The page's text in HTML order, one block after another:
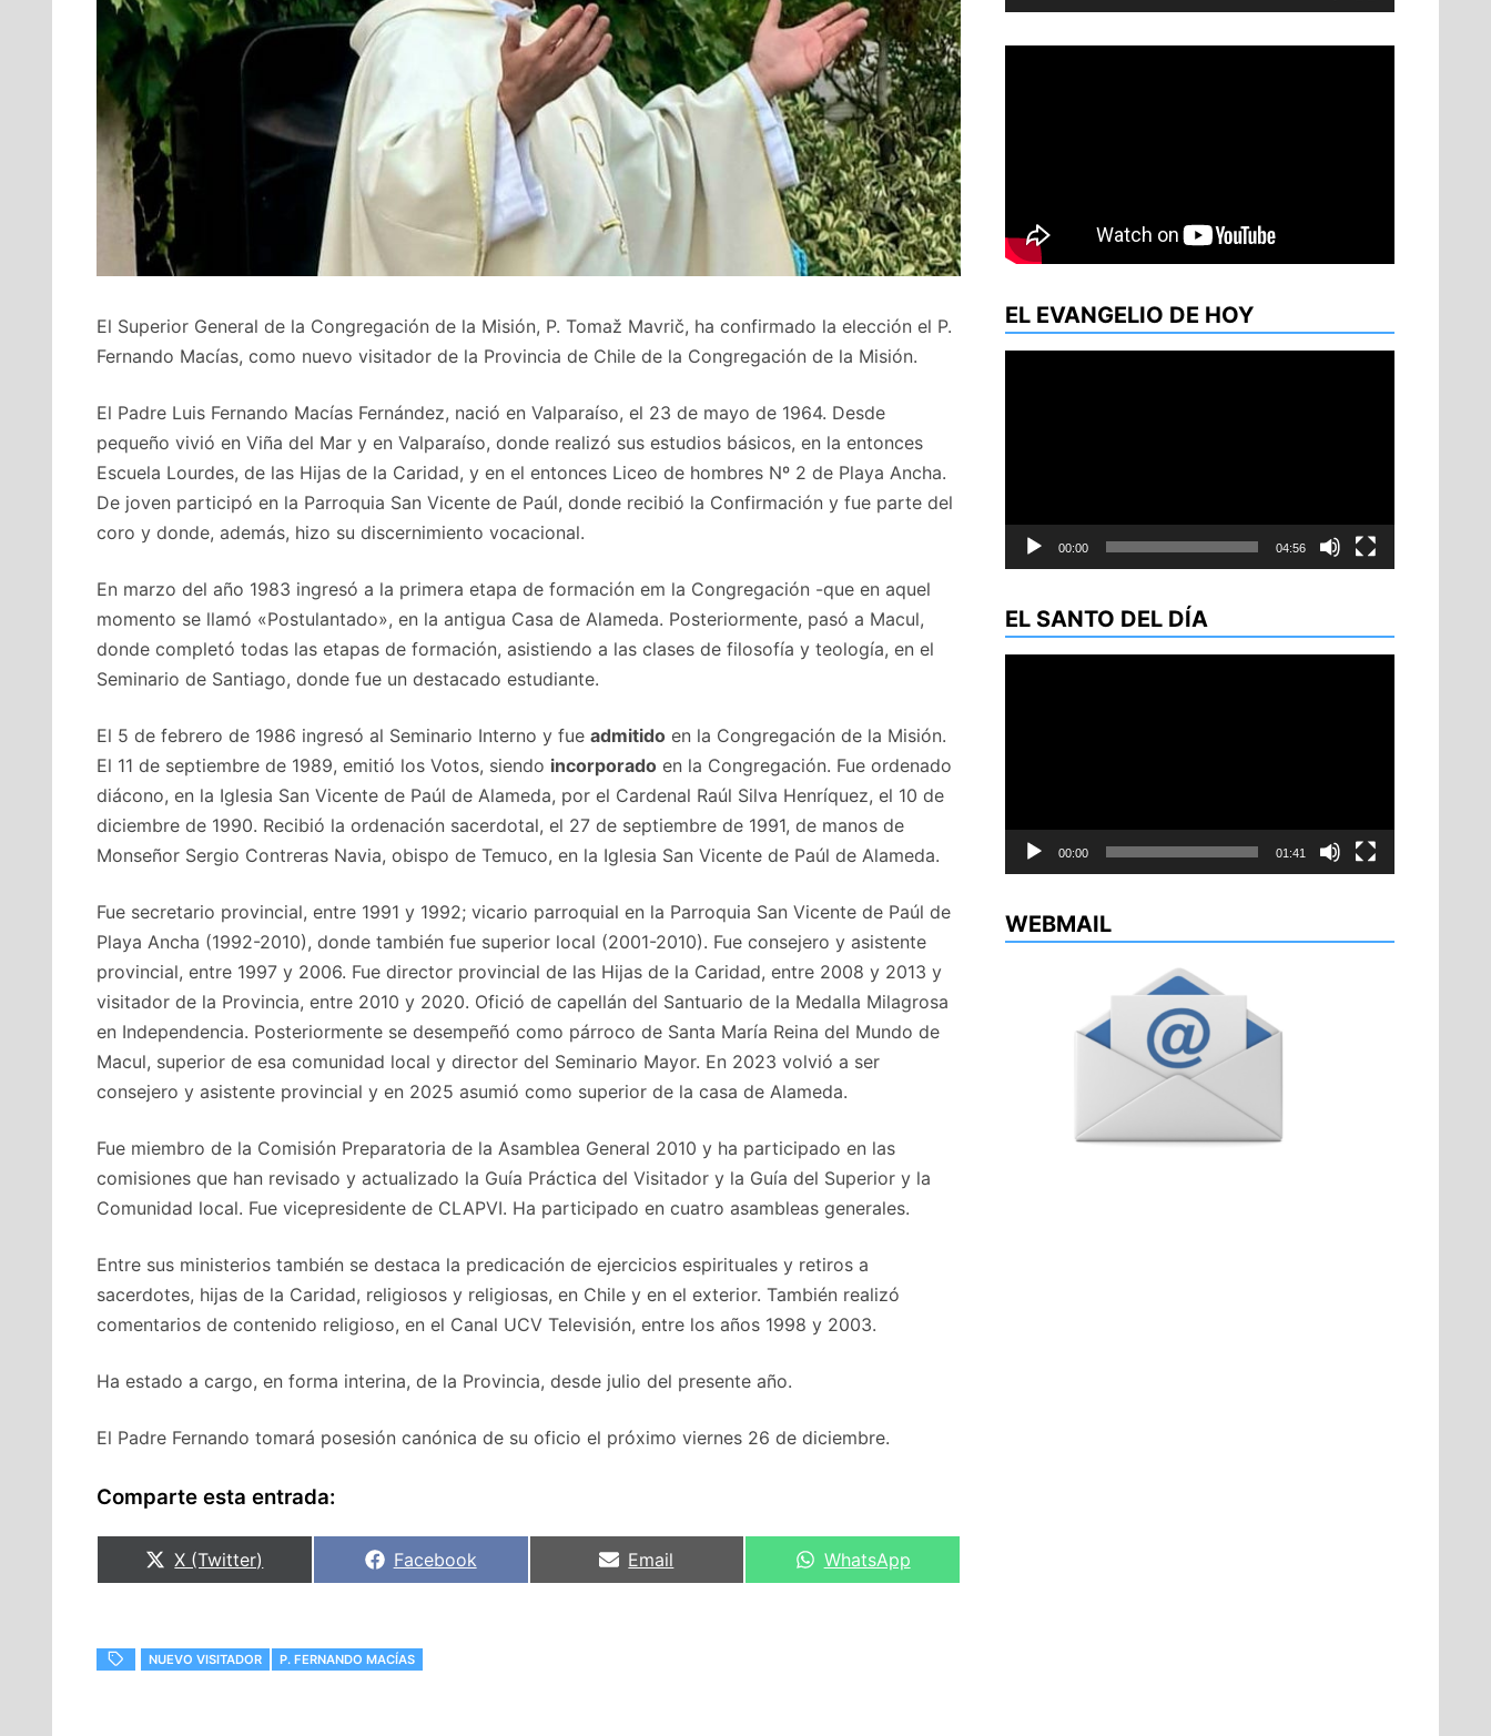
El Superior General de la Congregación de la Misión, P. Tomaž Mavrič, ha confirmado la elección el P.
Fernando Macías, como nuevo visitador de la Provincia de Chile de la Congregación de la Misión.
El Padre Luis Fernando Macías Fernández, nació en Valparaíso, el 23 de mayo de 1964. Desde
pequeño vivió en Viña del Mar y en Valparaíso, donde realizó sus estudios básicos, en la entonces
Escuela Lourdes, de las Hijas de la Caridad, y en el entonces Liceo de hombres Nº 2 de Playa Ancha.
De joven participó en la Parroquia San Vicente de Paúl, donde recibió la Confirmación y fue parte del
coro y donde, además, hizo su discernimiento vocacional.
En marzo del año 1983 ingresó a la primera etapa de formación em la Congregación -que en aquel
momento se llamó «Postulantado», en la antigua Casa de Alameda. Posteriormente, pasó a Macul,
donde completó todas las etapas de formación, asistiendo a las clases de filosofía y teología, en el
Seminario de Santiago, donde fue un destacado estudiante.
El 5 de febrero de 1986 ingresó al Seminario Interno y fue admitido en la Congregación de la Misión.
El 11 de septiembre de 1989, emitió los Votos, siendo incorporado en la Congregación. Fue ordenado
diácono, en la Iglesia San Vicente de Paúl de Alameda, por el Cardenal Raúl Silva Henríquez, el 10 de
diciembre de 1990. Recibió la ordenación sacerdotal, el 27 de septiembre de 1991, de manos de
Monseñor Sergio Contreras Navia, obispo de Temuco, en la Iglesia San Vicente de Paúl de Alameda.
Fue secretario provincial, entre 1991 y 1992; vicario parroquial en la Parroquia San Vicente de Paúl de
Playa Ancha (1992-2010), donde también fue superior local (2001-2010). Fue consejero y asistente
provincial, entre 1997 y 2006. Fue director provincial de las Hijas de la Caridad, entre 2008 y 2013 y
visitador de la Provincia, entre 2010 y 2020. Ofició de capellán del Santuario de la Medalla Milagrosa
en Independencia. Posteriormente se desempeñó como párroco de Santa María Reina del Mundo de
Macul, superior de esa comunidad local y director del Seminario Mayor. En 2023 volvió a ser
consejero y asistente provincial y en 2025 asumió como superior de la casa de Alameda.
Fue miembro de la Comisión Preparatoria de la Asamblea General 2010 y ha participado en las
comisiones que han revisado y actualizado la Guía Práctica del Visitador y la Guía del Superior y la
Comunidad local. Fue vicepresidente de CLAPVI. Ha participado en cuatro asambleas generales.
Entre sus ministerios también se destaca la predicación de ejercicios espirituales y retiros a
sacerdotes, hijas de la Caridad, religiosos y religiosas, en Chile y en el exterior. También realizó
comentarios de contenido religioso, en el Canal UCV Televisión, entre los años 1998 y 2003.
Ha estado a cargo, en forma interina, de la Provincia, desde julio del presente año.
El Padre Fernando tomará posesión canónica de su oficio el próximo viernes 26 de diciembre.
Comparte esta entrada:
Compartir
en
X (Twitter)
Compartir
en
Facebook
Compartir
en
Email
Compartir
en
WhatsApp
NUEVO VISITADOR P. FERNANDO MACÍAS
EL EVANGELIO DE HOY
00:00 04:56
EL SANTO DEL DÍA
00:00 01:41
WEBMAIL